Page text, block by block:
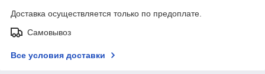
Доставка осуществляется только по предоплате.
Самовывоз
Все условия доставки